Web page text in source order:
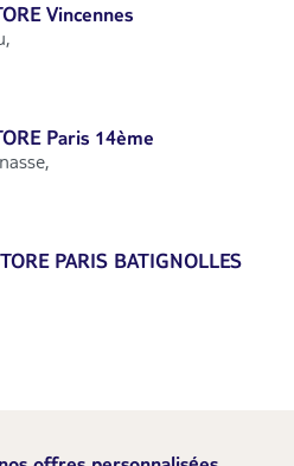
Vincennes
Paris 14ème
PARIS BATIGNOLLES